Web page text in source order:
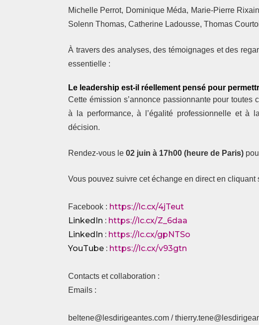
Michelle Perrot, Dominique Méda, Marie-Pierre
Solenn Thomas, Catherine Ladousse, Thomas
À travers des analyses, des témoignages et des
essentielle :
Le leadership est-il réellement pensé pour
Cette émission s’annonce passionnante pour toutes
à la performance, à l’égalité professionnelle et à
décision.
Rendez-vous le 02 juin à 17h00 (heure de Paris)
Vous pouvez suivre cet échange en direct en cliquant
Facebook : https://lc.cx/4jTeut
LinkedIn : https://lc.cx/Z_6daa
LinkedIn : https://lc.cx/gpNTSo
YouTube : https://lc.cx/v93gtn
Contacts et collaboration :
Emails :
beltene@lesdirigeantes.com /